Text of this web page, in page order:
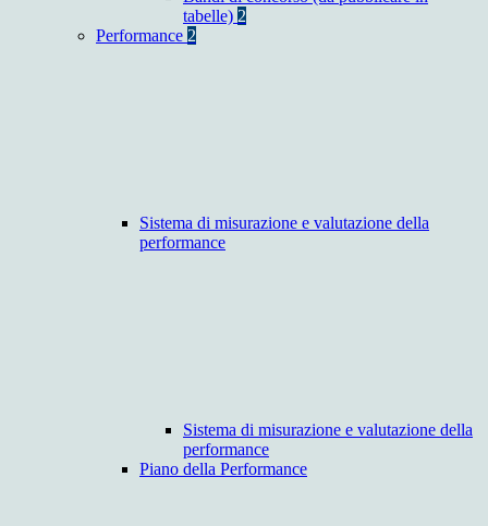
tabelle) 2
Performance 2
Sistema di misurazione e valutazione della
performance
Sistema di misurazione e valutazione della
performance
Piano della Performance